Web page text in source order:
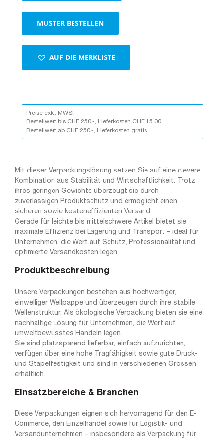
MUSTER BESTELLEN
AUF DIE MERKLISTE
Preise exkl. MWSt
Bestellwert bis CHF 250.-, Lieferkosten CHF 15.00
Bestellwert ab CHF 250.-, Lieferkosten gratis
Mit dieser Verpackungslösung setzen Sie auf eine clevere
Kombination aus Stabilität und Wirtschaftlichkeit. Trotz
ihres geringen Gewichts überzeugt sie durch
zuverlässigen Produktschutz und ermöglicht einen
sicheren sowie kosteneffizienten Versand.
Gerade für leichte bis mittelschwere Artikel bietet sie
maximale Effizienz bei Lagerung und Transport – ideal für
Unternehmen, die Wert auf Schutz, Professionalität und
optimierte Versandkosten legen.
Produktbeschreibung
Unsere Verpackungen bestehen aus hochwertiger,
einwelliger Wellpappe und überzeugen durch ihre stabile
Wellenstruktur. Als ökologische Verpackung bieten sie eine
nachhaltige Lösung für Unternehmen, die Wert auf
umweltbewusstes Handeln legen.
Sie sind platzsparend lieferbar, einfach aufzurichten,
verfügen über eine hohe Tragfähigkeit sowie gute Druck-
und Stapelfestigkeit und sind in verschiedenen Grössen
erhältlich.
Einsatzbereiche & Branchen
Diese Verpackungen eignen sich hervorragend für den E-
Commerce, den Einzelhandel sowie für Logistik- und
Versandunternehmen – insbesondere als Verpackung für